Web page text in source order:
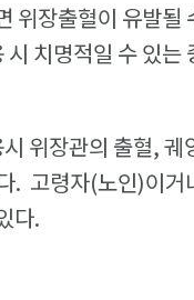
위장출혈이 유발될
치명적일 수 있는
위장관의 출혈, 궤
. 고령자(노인)이거
다.